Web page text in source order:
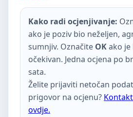
Kako radi ocjenjivanje:
ako je poziv bio neželjen,
sumnjiv. Označite OKako
očekivan. Jedna ocjena po
sata.
Želite prijaviti netočan
prigovor na ocjenu?
ovdje.